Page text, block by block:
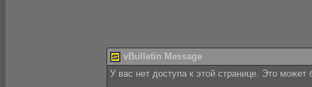
vBulletin Message
У вас нет доступа к этой странице. Это